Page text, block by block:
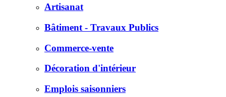
Artisanat
Bâtiment - Travaux Publics
Commerce-vente
Décoration d'intérieur
Emplois saisonniers